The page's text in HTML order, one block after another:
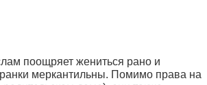
поощряет жениться рано и
меркантильны. Помимо права на